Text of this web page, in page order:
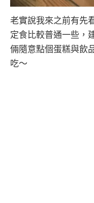
老實說我來之前有先
定食比較普通一些，
倆隨意點個蛋糕與飲
吃～